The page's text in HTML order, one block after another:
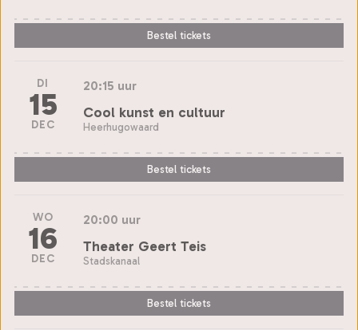
Bestel tickets
DI
15
DEC
20:15 uur
Cool kunst en cultuur
Heerhugowaard
Bestel tickets
WO
16
DEC
20:00 uur
Theater Geert Teis
Stadskanaal
Bestel tickets